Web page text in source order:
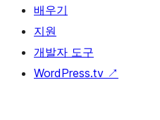
배우기
지원
개발자 도구
WordPress.tv ↗